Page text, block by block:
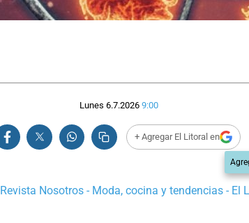
Lunes 6.7.2026 9:00
+ Agregar El Litoral en
Revista Nosotros - Moda, cocina y tendencias - El